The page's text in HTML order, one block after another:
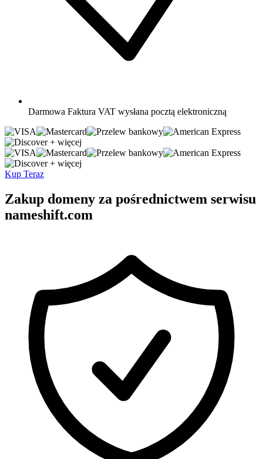
Darmowa Faktura VAT wysłana pocztą elektroniczną
+ więcej
+ więcej
Kup Teraz
Zakup domeny za pośrednictwem serwisu
nameshift.com